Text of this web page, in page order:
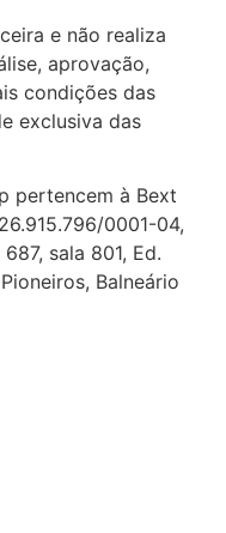
e não realiza
aprovação,
condições das
exclusiva das
pertencem à Bext
0001-04,
sala 801, Ed.
Balneário